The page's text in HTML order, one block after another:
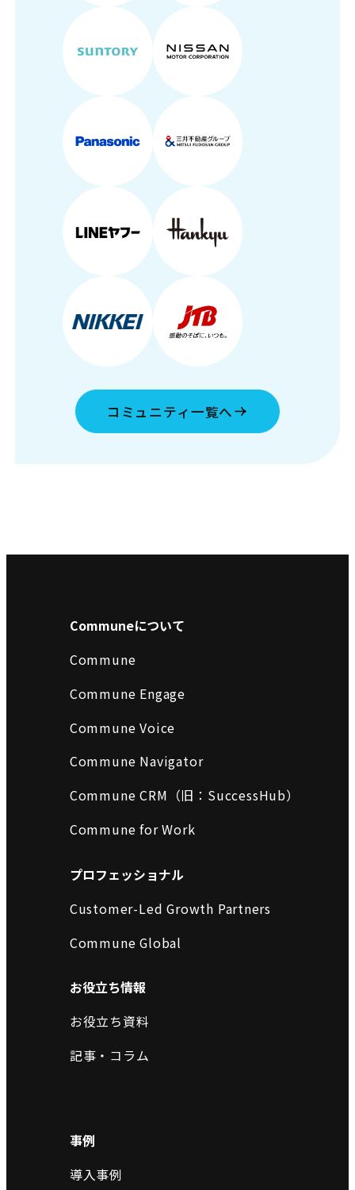
コミュニティ一覧へ
Communeについて
Commune
Commune Engage
Commune Voice
Commune Navigator
Commune CRM（旧：SuccessHub）
Commune for Work
プロフェッショナル
Customer-Led Growth Partners
Commune Global
お役立ち情報
お役立ち資料
記事・コラム
事例
導入事例